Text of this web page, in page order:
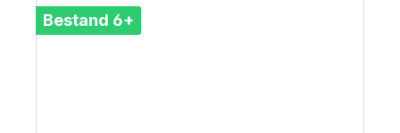
Bestand 6+